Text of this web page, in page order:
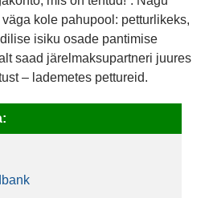
kole pahupool: petturlikeks,
isiku osade pantimise
saad järelmaksupartneri juures
– lademetes pettureid.